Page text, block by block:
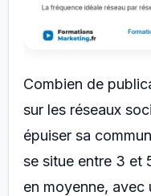
Combien de
sur les réseaux
épuiser sa
se situe entre 3 et
en moyenne, avec